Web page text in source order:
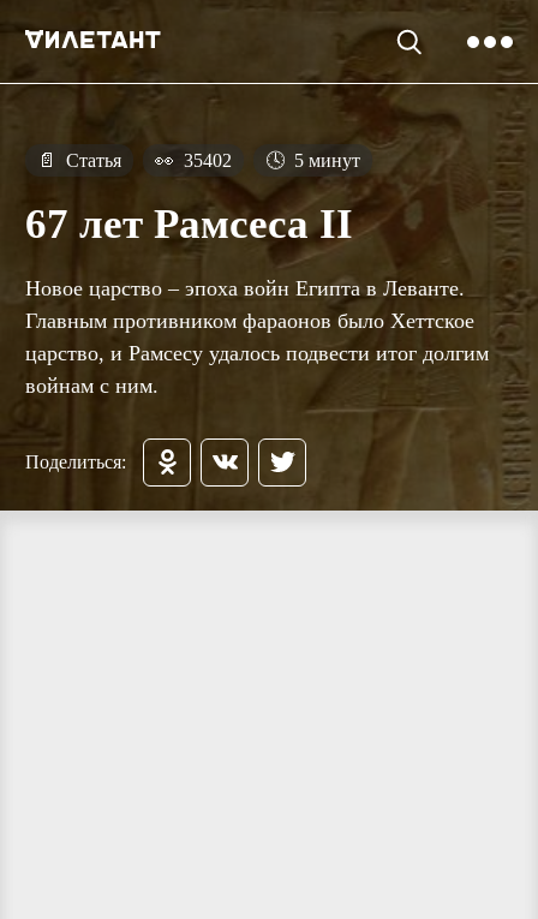
📄 Статья 👀 35402 🕓 5 минут
67 лет Рамсеса II
Новое царство – эпоха войн Египта в Леванте.
Главным противником фараонов было Хеттское
царство, и Рамсесу удалось подвести итог долгим
войнам с ним.
Поделиться: